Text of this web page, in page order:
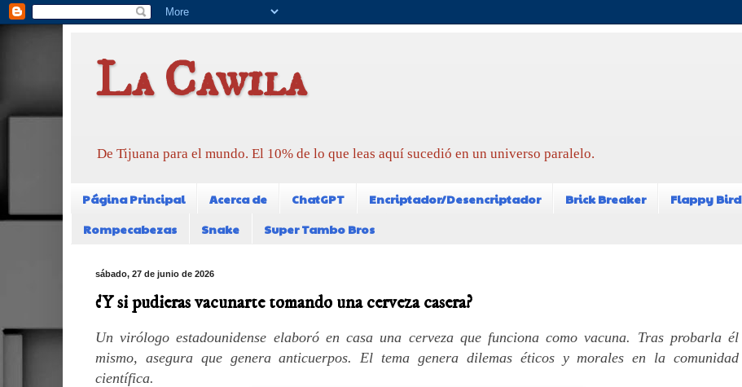
La Cawila
De Tijuana para el mundo. El 10% de lo que leas aquí sucedió en un universo paralelo.
Página Principal Acerca de ChatGPT Encriptador/Desencriptador Brick Breaker Flappy Bird
Rompecabezas
Snake Super Tambo Bros
sábado, 27 de junio de 2026
¿Y si pudieras vacunarte tomando una cerveza casera?
Un virólogo estadounidense elaboró en casa una cerveza que funciona como vacuna. Tras probarla él
mismo, asegura que genera anticuerpos. El tema genera dilemas éticos y morales en la comunidad
científica.